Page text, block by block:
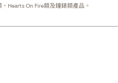
Hearts On Fire類及鐘錶類產品。